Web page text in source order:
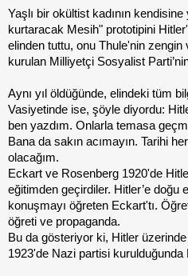
Yaşlı bir okültist kadının kendisine
kurtaracak Mesih" prototipini
elinden tuttu, onu Thule'nin zengin
kurulan Milliyetçi Sosyalist
Aynı yıl öldüğünde, elindeki tüm
Vasiyetinde ise, şöyle diyordu:
ben yazdım. Onlarla temasa
Bana da sakın acımayın. Tarihi
olacağım.
Eckart ve Rosenberg 1920'de
eğitimden geçirdiler. Hitler’e doğu
konuşmayı öğreten Eckart'tı.
öğreti ve propaganda.
Bu da gösteriyor ki, Hitler
1923'de Nazi partisi